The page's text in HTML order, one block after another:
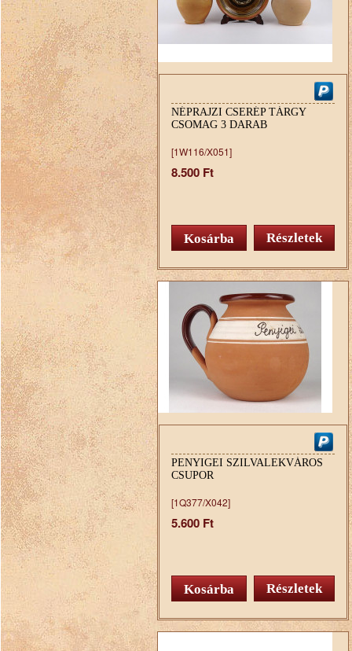
NÉPRAJZI CSERÉP TÁRGY
CSOMAG 3 DARAB
[1W116/X051]
8.500 Ft
Részletek
PENYIGEI SZILVALEKVÁROS
CSUPOR
[1Q377/X042]
5.600 Ft
Részletek